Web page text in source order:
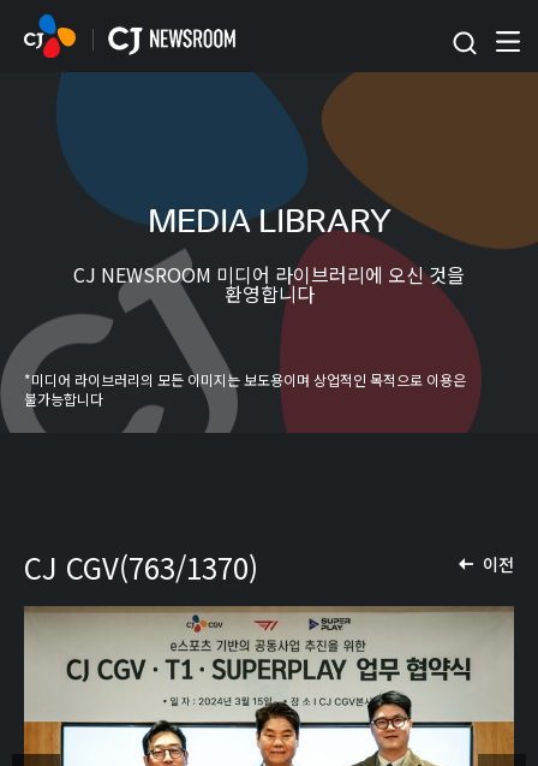
본문 바로가기
MEDIA LIBRARY
CJ NEWSROOM 미디어 라이브러리에 오신 것을
환영합니다
*미디어 라이브러리의 모든 이미지는 보도용이며 상업적인 목적으로 이용은
불가능합니다
이전
CJ CGV(763/1370)